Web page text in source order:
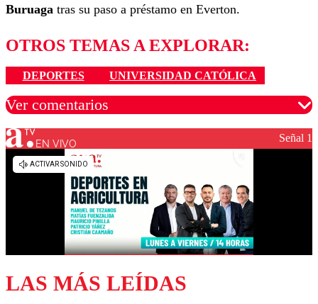
Buruaga tras su paso a préstamo en Everton.
OTROS TEMAS A EXPLORAR:
DEPORTES UNIVERSIDAD CATÓLICA
Ver comentarios
Los comentarios son moderados para garantizar un
EN VIVO Señal 1
LAS MÁS LEÍDAS